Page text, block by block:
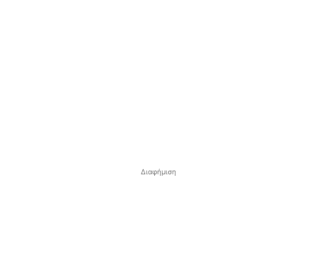
Διαφήμιση